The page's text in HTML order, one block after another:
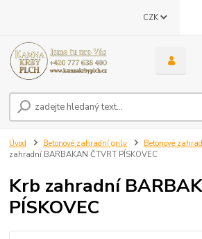
CZK
Úvod Betonové zahradní grily Betonové
zahradní BARBAKAN ČTVRT PÍSKOVEC
Krb zahradní
PÍSKOVEC